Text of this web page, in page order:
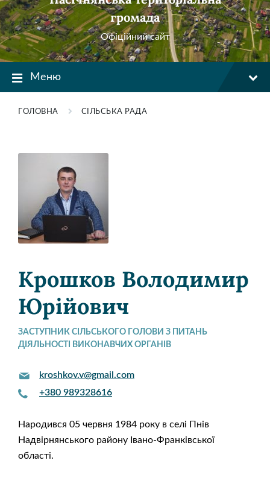
громада
Офіційний сайт
Меню
ГОЛОВНА СІЛЬСЬКА РАДА
Крошков Володимир
Юрійович
ЗАСТУПНИК СІЛЬСЬКОГО ГОЛОВИ З ПИТАНЬ
ДІЯЛЬНОСТІ ВИКОНАВЧИХ ОРГАНІВ
kroshkov.v@gmail.com
+380 989328616
Народився 05 червня 1984 року в селі Пнів
Надвірнянського району Івано-Франківської
області.